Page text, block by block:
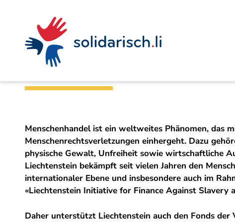
Navigieren
solidarisch.li
Seitenkontext
Inhalt
von
Menschenhandel
Menschenhandel ist ein weltweites Phänomen, das
Menschenrechtsverletzungen einhergeht. Dazu
physische Gewalt, Unfreiheit sowie wirtschaftliche
Liechtenstein bekämpft seit vielen Jahren den
internationaler Ebene und insbesondere auch im
«Liechtenstein Initiative for Finance Against Slavery
Daher unterstützt Liechtenstein auch den Fonds der